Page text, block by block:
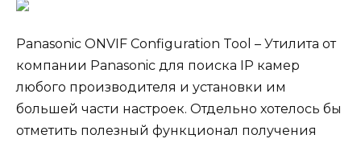
Panasonic ONVIF Configuration Tool – Утилита от
компании Panasonic для поиска IP камер
любого производителя и установки им
большей части настроек. Отдельно хотелось бы
отметить полезный функционал получения